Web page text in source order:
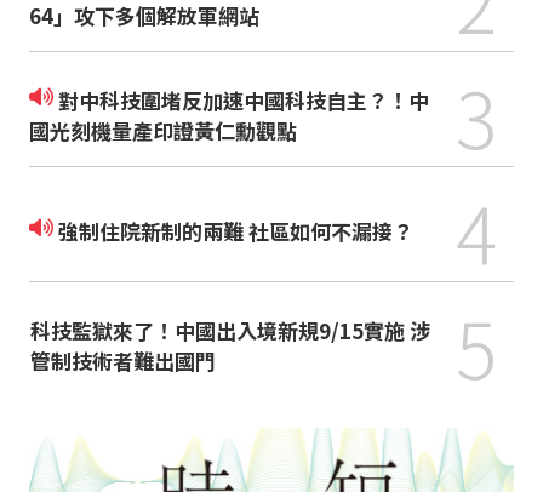
64」攻下多個解放軍網站
對中科技圍堵反加速中國科技自主？！中
國光刻機量產印證黃仁勳觀點
3
強制住院新制的兩難 社區如何不漏接？ 4
科技監獄來了！中國出入境新規9/15實施 涉
管制技術者難出國門
5